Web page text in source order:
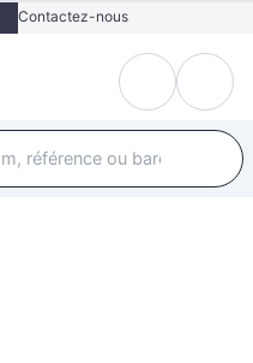
Contactez-nous